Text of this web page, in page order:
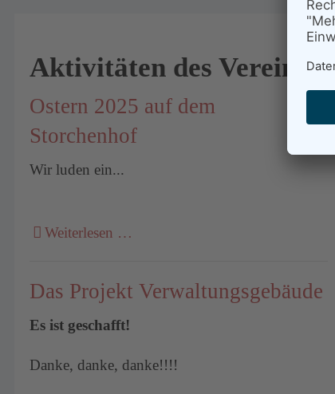
Aktivitäten des Vereins
Ostern 2025 auf dem
Storchenhof
Wir luden ein...
Weiterlesen …
Das Projekt Verwaltungsgebäude
Es ist geschafft!
Danke, danke, danke!!!!